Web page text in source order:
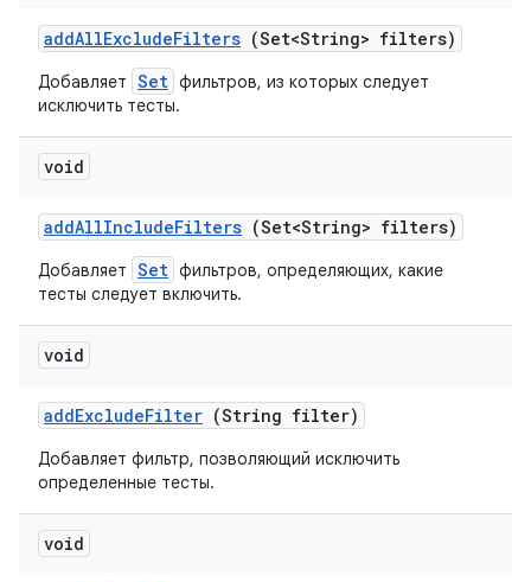
addAllExcludeFilters (Set<String> filters)
Добавляет Set фильтров, из которых следует
исключить тесты.
void
addAllIncludeFilters (Set<String> filters)
Добавляет Set фильтров, определяющих, какие
тесты следует включить.
void
addExcludeFilter (String filter)
Добавляет фильтр, позволяющий исключить
определенные тесты.
void